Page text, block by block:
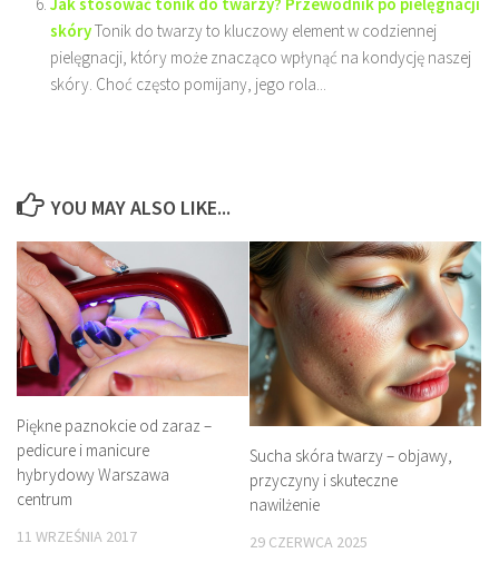
skóryTonik do twarzy to kluczowy element w codziennej
pielęgnacji, który może znacząco wpłynąć na kondycję naszej
skóry. Choć często pomijany, jego rola...
YOU MAY ALSO LIKE...
Piękne paznokcie od zaraz –
pedicure i manicure
hybrydowy Warszawa
centrum
11 WRZEŚNIA 2017
Sucha skóra twarzy – objawy,
przyczyny i skuteczne
nawilżenie
29 CZERWCA 2025